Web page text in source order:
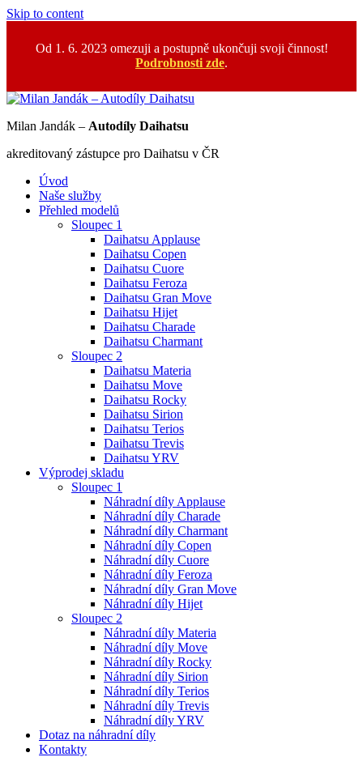
Skip to content
Od 1. 6. 2023 omezuji a postupně ukončuji svoji činnost!
Podrobnosti zde.
Milan Jandák – Autodíly Daihatsu
akreditovaný zástupce pro Daihatsu v ČR
Úvod
Naše služby
Přehled modelů
Sloupec 1
Daihatsu Applause
Daihatsu Copen
Daihatsu Cuore
Daihatsu Feroza
Daihatsu Gran Move
Daihatsu Hijet
Daihatsu Charade
Daihatsu Charmant
Sloupec 2
Daihatsu Materia
Daihatsu Move
Daihatsu Rocky
Daihatsu Sirion
Daihatsu Terios
Daihatsu Trevis
Daihatsu YRV
Výprodej skladu
Sloupec 1
Náhradní díly Applause
Náhradní díly Charade
Náhradní díly Charmant
Náhradní díly Copen
Náhradní díly Cuore
Náhradní díly Feroza
Náhradní díly Gran Move
Náhradní díly Hijet
Sloupec 2
Náhradní díly Materia
Náhradní díly Move
Náhradní díly Rocky
Náhradní díly Sirion
Náhradní díly Terios
Náhradní díly Trevis
Náhradní díly YRV
Dotaz na náhradní díly
Kontakty